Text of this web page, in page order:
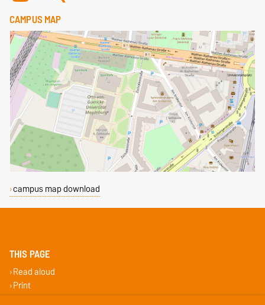
CAMPUS MAP
campus map download
THIS PAGE
Read aloud
Print